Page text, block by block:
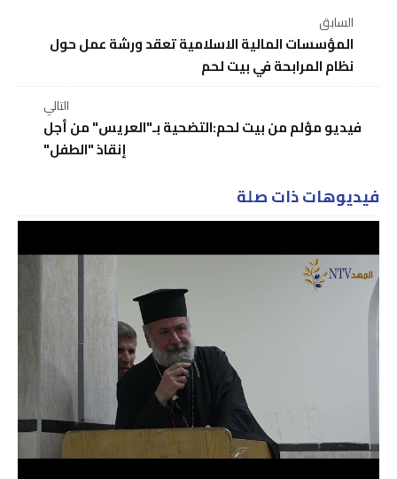
السابق
المؤسسات المالية الاسلامية تعقد ورشة عمل حول
نظام المرابحة في بيت لحم
التالي
فيديو مؤلم من بيت لحم:التضحية بـ"العريس" من أجل
إنقاذ "الطفل"
فيديوهات ذات صلة